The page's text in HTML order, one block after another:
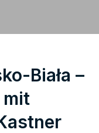
Biała –
mit